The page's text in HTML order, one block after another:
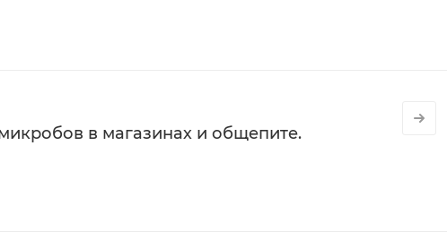
жидкость, мешки для мусора, светодиодное освещение.
в магазинах и общепите.